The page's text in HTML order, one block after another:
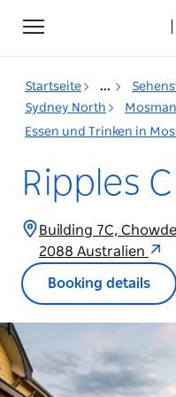
Toggle
navigation
Startseite ...
Sydney North
Mosman
Essen und Trinken in
Ripples
Building 7C,
2088 Australien
Booking details